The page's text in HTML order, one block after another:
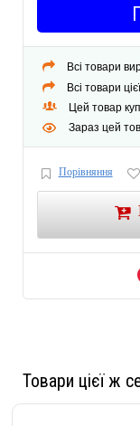
Всі товари
Всі товари
Цей товар
Зараз цей
Порівняння
Товари цієї ж